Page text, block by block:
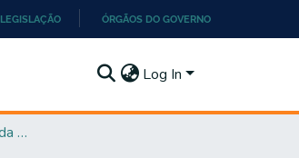
LEGISLAÇÃO ÓRGÃOS DO GOVERNO
Log In
Mestrado em Estudos da Linguagem - PPGEL